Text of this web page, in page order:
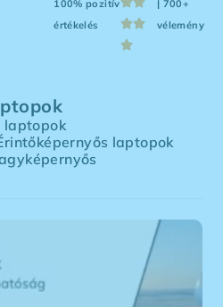
100% pozitív
értékelés
| 700+
vélemény
laptopok
laptopok